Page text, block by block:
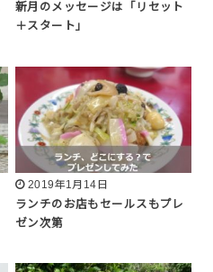
新月のメッセージは「リセット
＋スタート」
2019年1月14日
ランチのお店もセールスもプレ
ゼン次第